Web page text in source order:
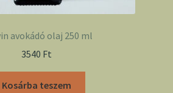
avokádó olaj 250 ml
3540 Ft
Kosárba teszem